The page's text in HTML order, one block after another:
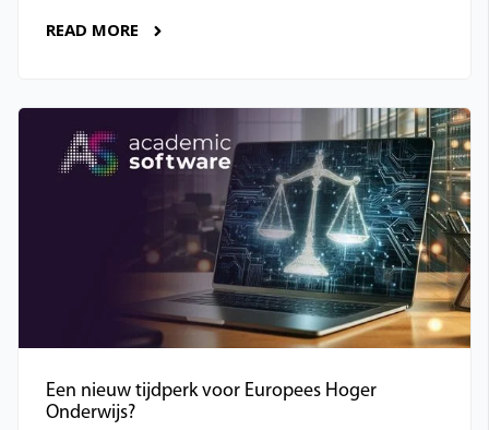
READ MORE
Een nieuw tijdperk voor Europees Hoger
Onderwijs?